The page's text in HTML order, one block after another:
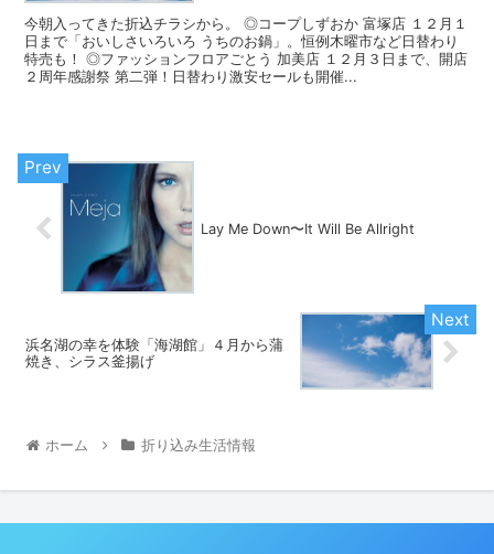
今朝入ってきた折込チラシから。 ◎コープしずおか 富塚店 １２月１
日まで「おいしさいろいろ うちのお鍋」。恒例木曜市など日替わり
特売も！ ◎ファッションフロアごとう 加美店 １２月３日まで、開店
２周年感謝祭 第二弾！日替わり激安セールも開催...
Lay Me Down〜It Will Be Allright
浜名湖の幸を体験「海湖館」４月から蒲
焼き、シラス釜揚げ
ホーム 折り込み生活情報